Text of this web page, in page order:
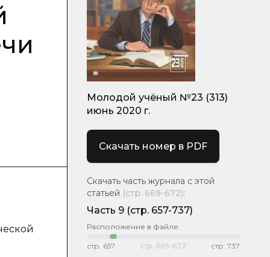
Молодой учёный №23 (313)
июнь 2020 г.
Скачать номер в PDF
Скачать часть журнала с этой
статьей (стр. 669-672):
Часть 9 (стр. 657-737)
Расположение в файле:
стр. 657 стр. 669-672 стр. 737